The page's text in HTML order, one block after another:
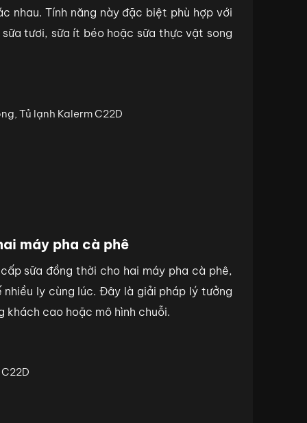
nhau. Tính năng này đặc biệt phù hợp với
tươi, sữa ít béo hoặc sữa thực vật song
máy pha cà phê
sữa đồng thời cho hai máy pha cà phê,
nhiều ly cùng lúc. Đây là giải pháp lý tưởng
khách cao hoặc mô hình chuỗi.